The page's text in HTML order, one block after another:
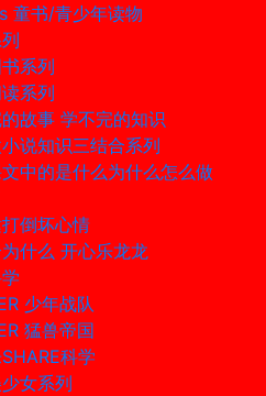
童书/青少年读物
系列
系列
故事 学不完的知识
说知识三结合系列
中的是什么为什么怎么做
倒坏心情
什么 开心乐龙龙
少年战队
猛兽帝国
科学
女系列